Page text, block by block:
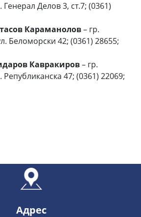
Делов 3, ст.7; (0361)
Караманолов– гр.
Беломорски 42; (0361) 28655;
Кавракиров– гр.
47; (0361) 22069;
Адрес